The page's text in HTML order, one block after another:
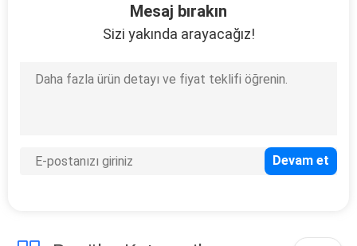
Mesaj bırakın
Sizi yakında arayacağız!